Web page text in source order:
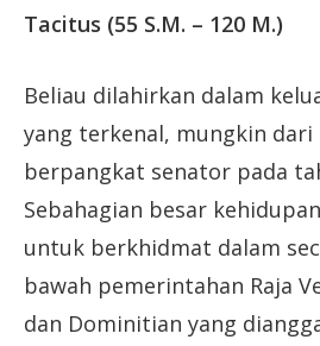
Tacitus (55 S.M. – 120 M.)
Beliau dilahirkan dalam
yang terkenal, mungkin dari
berpangkat senator pada
Sebahagian besar
untuk berkhidmat dalam
bawah pemerintahan Raja
dan Dominitian yang